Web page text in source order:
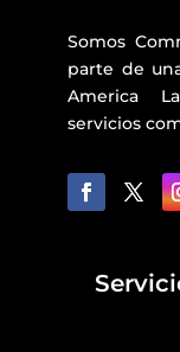
Somos
parte de
America
servicios